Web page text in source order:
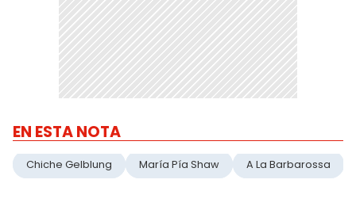
EN ESTA NOTA
Chiche Gelblung María Pía Shaw A La Barbarossa